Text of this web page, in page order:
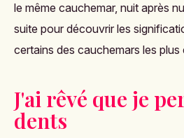
le même cauchemar, nuit après
suite pour découvrir les
certains des cauchemars les plus
J'ai rêvé que je
dents